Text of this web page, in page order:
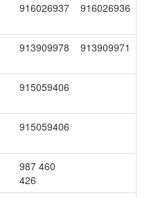
916026937 916026936
913909978 913909971
915059406
915059406
987 460
426